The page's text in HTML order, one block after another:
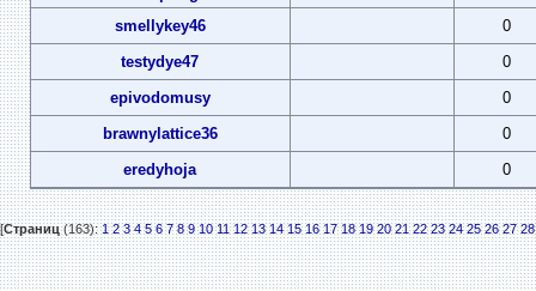
smellykey46
0
testydye47
0
epivodomusy
0
brawnylattice36
0
eredyhoja
0
[Страниц(163):1 2 3 4 5 6 7 8 9 10 11 12 13 14 15 16 17 18 19 20 21 22 23 24 25 26 27 28